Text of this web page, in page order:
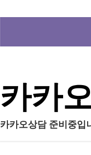
카카
카카오상담 준비중입